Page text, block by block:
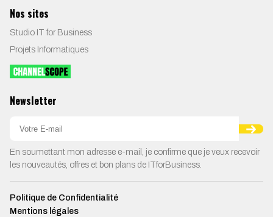
Nos sites
Studio IT for Business
Projets Informatiques
Newsletter
En soumettant mon adresse e-mail, je confirme que je veux recevoir
les nouveautés, offres et bon plans de ITforBusiness.
Politique de Confidentialité
Mentions légales